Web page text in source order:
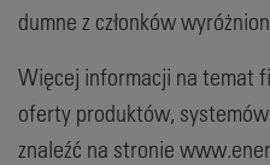
dumne z członków
Więcej informacji na temat
oferty produktów,
znaleźć na stronie